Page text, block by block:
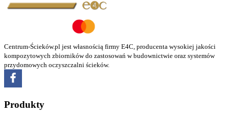
Centrum-Ścieków.pl jest własnością firmy E4C, producenta wysokiej jakości
kompozytowych zbiorników do zastosowań w budownictwie oraz systemów
przydomowych oczyszczalni ścieków.
Produkty